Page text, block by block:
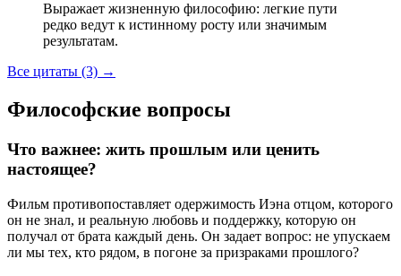
Выражает жизненную философию: легкие пути
редко ведут к истинному росту или значимым
результатам.
Все цитаты (3) →
Философские вопросы
Что важнее: жить прошлым или ценить
настоящее?
Фильм противопоставляет одержимость Иэна отцом, которого
он не знал, и реальную любовь и поддержку, которую он
получал от брата каждый день. Он задает вопрос: не упускаем
ли мы тех, кто рядом, в погоне за призраками прошлого?